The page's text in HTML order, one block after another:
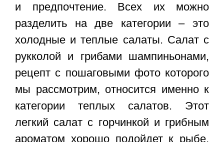
и предпочтение. Всех их можно
разделить на две категории – это
холодные и теплые салаты. Салат с
рукколой и грибами шампиньонами,
рецепт с пошаговыми фото которого
мы рассмотрим, относится именно к
категории теплых салатов. Этот
легкий салат с горчинкой и грибным
ароматом хорошо подойдет к рыбе,